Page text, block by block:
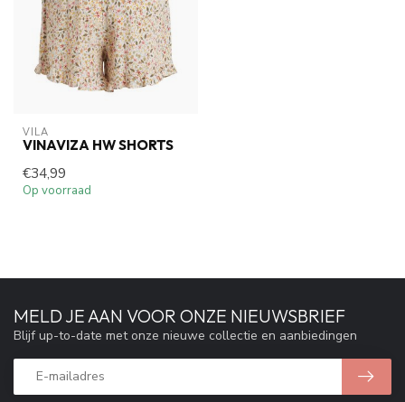
VILA
VINAVIZA HW SHORTS
€34,99
Op voorraad
MELD JE AAN VOOR ONZE NIEUWSBRIEF
Blijf up-to-date met onze nieuwe collectie en aanbiedingen